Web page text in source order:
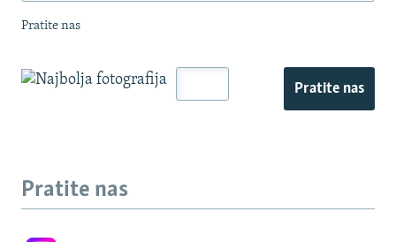
Pratite nas
Pratite nas
Pratite nas